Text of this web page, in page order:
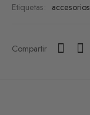
Etiquetas: accesorios
Compartir